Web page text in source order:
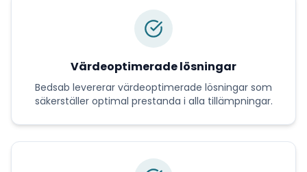
Värdeoptimerade lösningar
Bedsab levererar värdeoptimerade lösningar som
säkerställer optimal prestanda i alla tillämpningar.